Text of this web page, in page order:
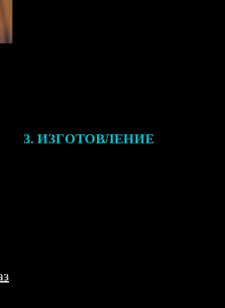
3. ИЗГОТОВЛЕНИЕ